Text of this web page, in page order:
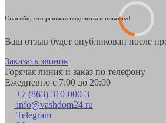
Спасибо, что решили поделиться опытом!
Ваш отзыв будет опубликован после
Заказать звонок
Горячая линия и заказ по телефону
Ежедневно с 7:00 до 20:00
+7 (863) 310-000-3
info@vashdom24.ru
Telegram